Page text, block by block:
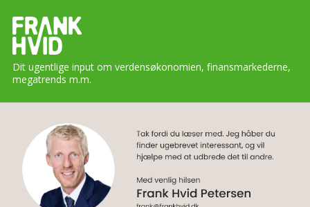
Dit ugentlige input om verdensøkonomien, finansmarkederne,
megatrends m.m.